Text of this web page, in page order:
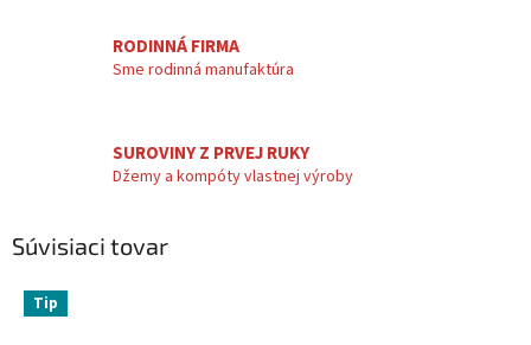
RODINNÁ FIRMA
Sme rodinná manufaktúra
SUROVINY Z PRVEJ RUKY
Džemy a kompóty vlastnej výroby
Súvisiaci tovar
Tip